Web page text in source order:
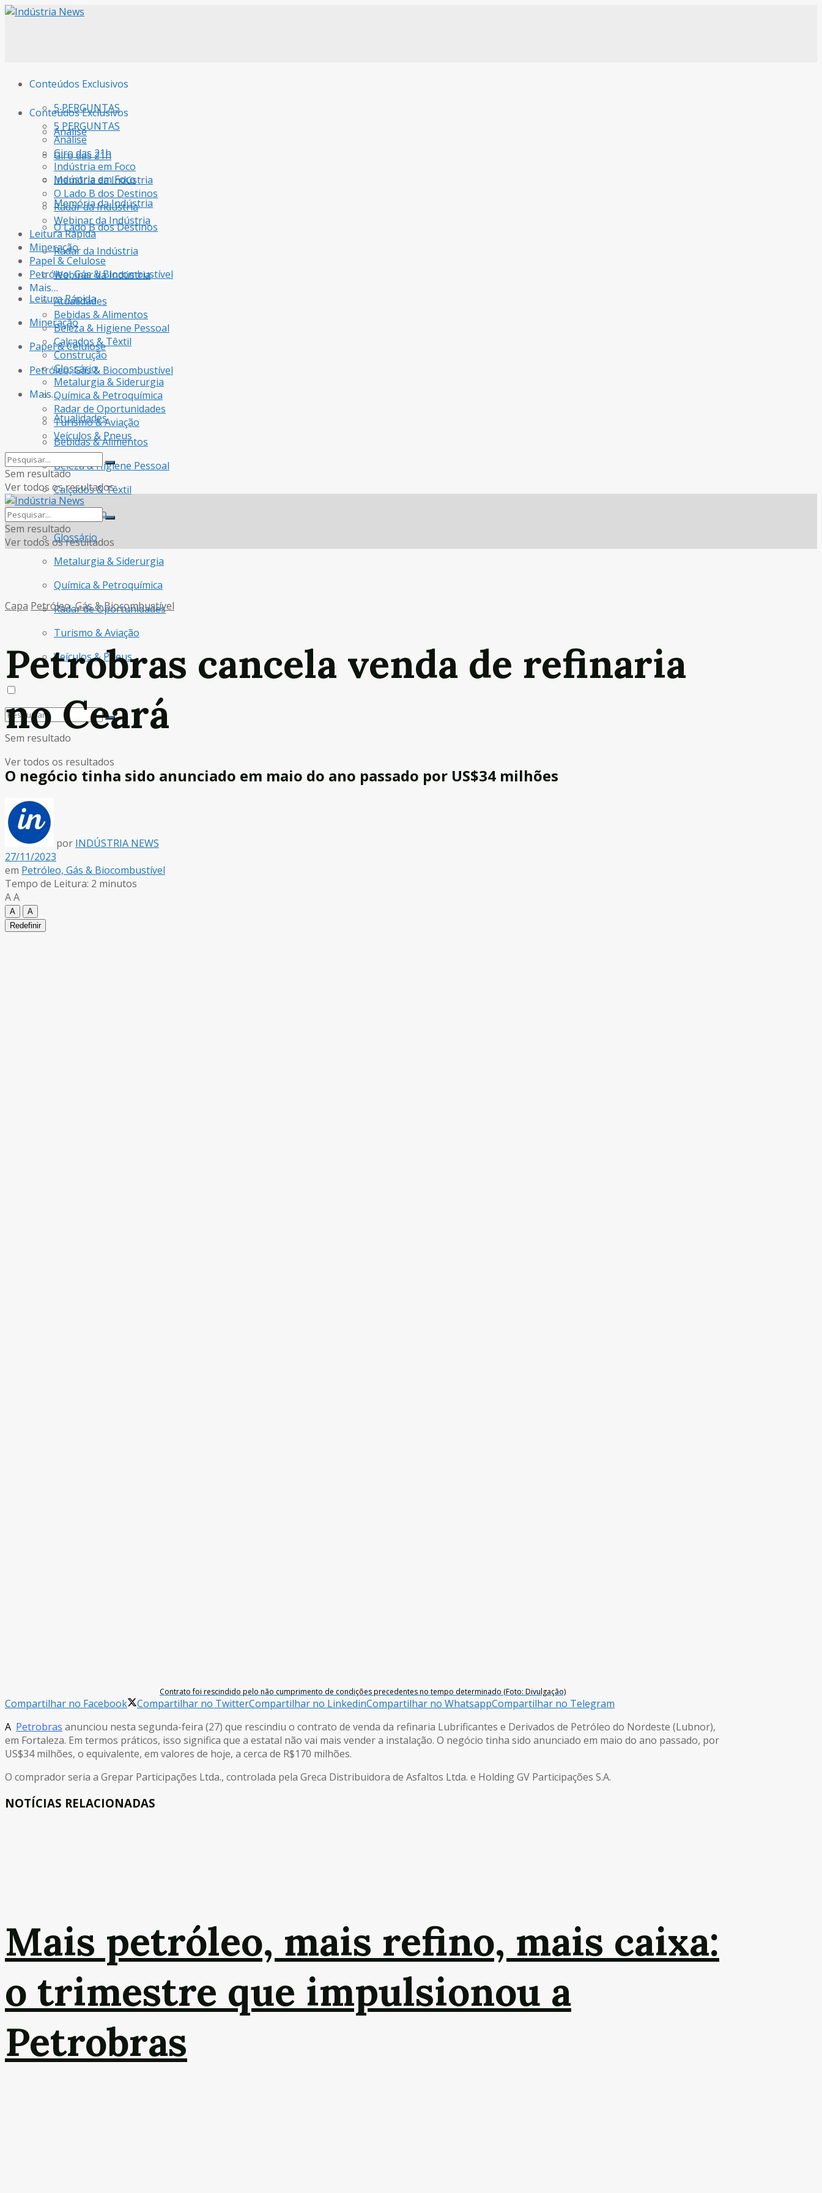
Conteúdos Exclusivos
5 PERGUNTAS
Análise
Giro das 21h
Indústria em Foco
Memória da Indústria
O Lado B dos Destinos
Radar da Indústria
Webinar da Indústria
Leitura Rápida
Mineração
Papel & Celulose
Petróleo, Gás & Biocombustível
Mais…
Atualidades
Bebidas & Alimentos
Beleza & Higiene Pessoal
Calçados & Têxtil
Construção
Glossário
Metalurgia & Siderurgia
Química & Petroquímica
Radar de Oportunidades
Turismo & Aviação
Veículos & Pneus
Sem resultado
Ver todos os resultados
Conteúdos Exclusivos
5 PERGUNTAS
Análise
Giro das 21h
Indústria em Foco
Memória da Indústria
O Lado B dos Destinos
Radar da Indústria
Webinar da Indústria
Leitura Rápida
Mineração
Papel & Celulose
Petróleo, Gás & Biocombustível
Mais…
Atualidades
Bebidas & Alimentos
Beleza & Higiene Pessoal
Calçados & Têxtil
Construção
Glossário
Metalurgia & Siderurgia
Química & Petroquímica
Radar de Oportunidades
Turismo & Aviação
Veículos & Pneus
Sem resultado
Ver todos os resultados
Sem resultado
Ver todos os resultados
Capa Petróleo, Gás & Biocombustível
Petrobras cancela venda de refinaria
no Ceará
O negócio tinha sido anunciado em maio do ano passado por US$34 milhões
por INDÚSTRIA NEWS
27/11/2023
em Petróleo, Gás & Biocombustível
Tempo de Leitura: 2 minutos
AA
A
A
Redefinir
Contrato foi rescindido pelo não cumprimento de condições precedentes no tempo determinado (Foto: Divulgação)
Compartilhar no Facebook Compartilhar no TwitterCompartilhar no LinkedinCompartilhar no WhatsappCompartilhar no Telegram
A Petrobras anunciou nesta segunda-feira (27) que rescindiu o contrato de venda da refinaria Lubrificantes e Derivados de Petróleo do Nordeste (Lubnor),
em Fortaleza. Em termos práticos, isso significa que a estatal não vai mais vender a instalação. O negócio tinha sido anunciado em maio do ano passado, por
US$34 milhões, o equivalente, em valores de hoje, a cerca de R$170 milhões.
O comprador seria a Grepar Participações Ltda., controlada pela Greca Distribuidora de Asfaltos Ltda. e Holding GV Participações S.A.
NOTÍCIAS RELACIONADAS
Mais petróleo, mais refino, mais caixa:
o trimestre que impulsionou a
Petrobras